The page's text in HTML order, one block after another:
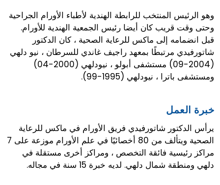
وهو الرئيس المنتخب للرابطة الهندية لأطباء الأورام الجراحية
وحتى وقت قريب كان أيضا رئيس الجمعية الهندية للأورام.
قبل انضمامه إلى ماكس للرعاية الصحية ، كان الدكتور
شاتورفيدي مرتبطًا بمعهد راجيف غاندي للسرطان ، نيو دلهي
(2004-09) مستشفى أبولو ، نيودلهي (2000-04)
ومستشفى باترا ، نيودلهي (1995-99).
خبرة العمل
يرأس الدكتور شاتورفيدي فريق الأورام في ماكس للرعاية
الصحية ويتألف من 80 أخصائيًا في علم الأورام موزعة على 7
مراكز رئيسية فائقة التخصص ، ومراكز أخرى مستقلة في
دلهي ومنطقة شمال دلهي. لديه خبرة 15 سنة في مجاله.